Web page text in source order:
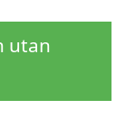
utan